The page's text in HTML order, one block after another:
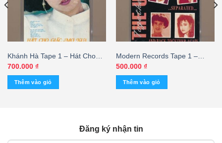
Khánh Hà Tape 1 – Hát Cho
Giấc Mơ Xưa (Băng Đen)
KGTUS
700.000 ₫
Thêm vào giỏ
Modern Records Tape 1 –
Together Again – The Up Tight
(KGTH9)
500.000 ₫
Thêm vào giỏ
Đăng ký nhận tin